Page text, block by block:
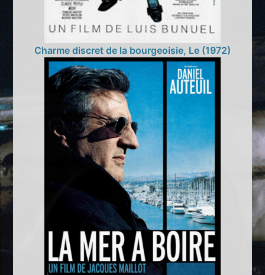
Charme discret de la bourgeoisie, Le (1972)